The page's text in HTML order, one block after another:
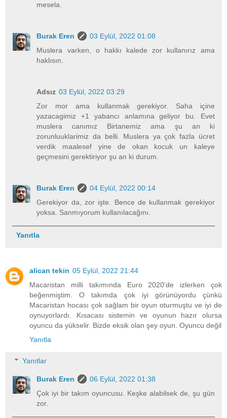
mesela.
Burak Eren
03 Eylül, 2022 01:08
Muslera varken, o hakkı kalede zor kullanırız ama
haklısın.
Adsız 03 Eylül, 2022 03:29
Zor mor ama kullanmak gerekiyor. Saha içine
yazacagimiz +1 yabancı anlamına geliyor bu. Evet
muslera canımız Birtanemiz ama şu an ki
zorunluuklarimiz da belli. Muslera ya çok fazla ücret
verdik maalesef yine de okan kocuk un kaleye
geçmesini gerektiriyor şu an ki durum.
Burak Eren
04 Eylül, 2022 00:14
Gerekiyor da, zor işte. Bence de kullanmak gerekiyor
yoksa. Sanmıyorum kullanılacağını.
Yanıtla
alican tekin 05 Eylül, 2022 21:44
Macaristan milli takımında Euro 2020'de izlerken çok
beğenmiştim. O takımda çok iyi görünüyordu çünkü
Macaristan hocası çok sağlam bir oyun oturmuştu ve iyi de
oynuyorlardı. Kısacası sistemin ve oyunun hazır olursa
oyuncu da yükselir. Bizde eksik olan şey oyun. Oyuncu değil
Yanıtla
Yanıtlar
Burak Eren
06 Eylül, 2022 01:38
Çok iyi bir takım oyuncusu. Keşke alabilsek de, şu gün
zor.